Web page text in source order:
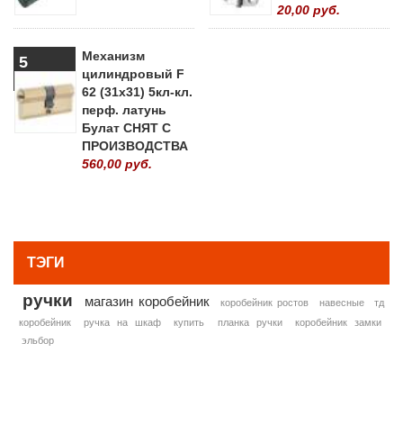
20,00 руб.
5
Механизм
цилиндровый F
62 (31х31) 5кл-кл.
перф. латунь
Булат СНЯТ С
ПРОИЗВОДСТВА
560,00 руб.
ТЭГИ
ручки магазин коробейник коробейник ростов навесные
тд
коробейник
ручка на шкаф купить планка ручки
коробейник замки
эльбор